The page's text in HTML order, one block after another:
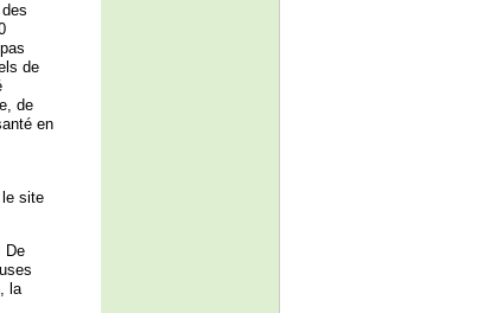
de
de
en
le site
De
la